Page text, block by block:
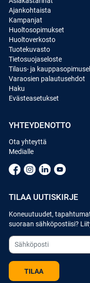
Ajankohtaista
Kampanjat
Huoltosopimukset
Huoltoverkosto
Tuotekuvasto
Tietosuojaseloste
Tilaus- ja
Varaosien palautusehdot
Haku
Evästeasetukset
YHTEYDENOTTO
Ota yhteyttä
Medialle
TILAA UUTISKIRJE
Koneuutuudet,
suoraan sähköpostiisi?